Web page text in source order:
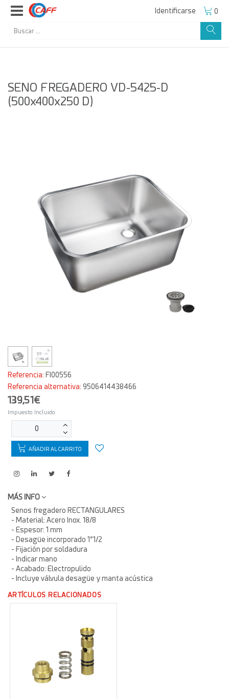
Identificarse 0
SENO FREGADERO VD-5425-D
(500x400x250 D)
Referencia: FI00556
Referencia alternativa: 9506414438466
139,51€
Impuesto Incluido
AÑADIR AL CARRITO
MÁS INFO
Senos fregadero RECTANGULARES
- Material: Acero Inox. 18/8
- Espesor: 1 mm
- Desagüe incorporado 1”1/2
- Fijación por soldadura
- Indicar mano
- Acabado: Electropulido
- Incluye válvula desagüe y manta acústica
ARTÍCULOS RELACIONADOS